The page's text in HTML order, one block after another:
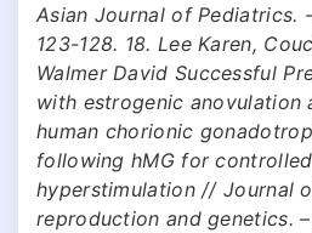
Asian Journal of Pediatrics.
123-128. 18. Lee Karen,
Walmer David Successful
with estrogenic anovulation
human chorionic
following hMG for
hyperstimulation // Journal
reproduction and genetics.